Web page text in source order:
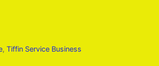
,Tiffin Service Business